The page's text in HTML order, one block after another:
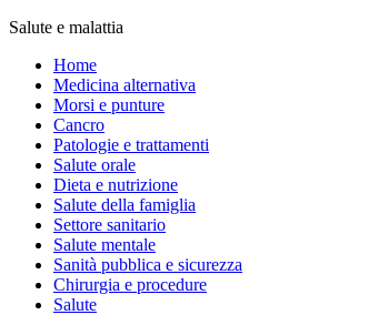
Salute e malattia
Home
Medicina alternativa
Morsi e punture
Cancro
Patologie e trattamenti
Salute orale
Dieta e nutrizione
Salute della famiglia
Settore sanitario
Salute mentale
Sanità pubblica e sicurezza
Chirurgia e procedure
Salute